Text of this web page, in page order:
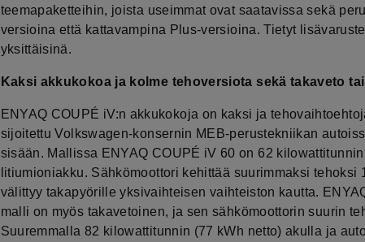
teemapaketteihin, joista useimmat ovat saatavissa sekä
versioina että kattavampina Plus-versioina. Tietyt
yksittäisinä.
Kaksi akkukokoa ja kolme tehoversiota sekä takaveto
ENYAQ COUPÉ iV:n akkukokoja on kaksi ja
sijoitettu Volkswagen-konsernin MEB-perustekniikan
sisään. Mallissa ENYAQ COUPÉ iV 60 on 62
litiumioniakku. Sähkömoottori kehittää suurimmaksi tehoksi
välittyy takapyörille yksivaihteisen vaihteiston kautta.
malli on myös takavetoinen, ja sen sähkömoottorin suurin
Suuremmalla 82 kilowattitunnin (77 kWh netto) akulla ja